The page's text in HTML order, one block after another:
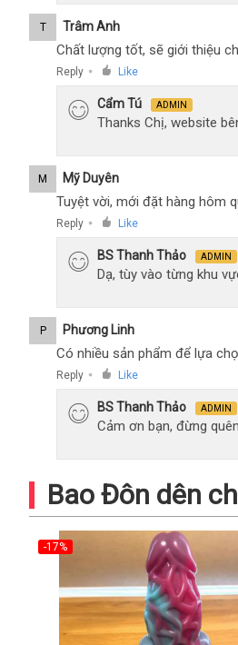
T Trâm Anh
Chất lượng tốt, sẽ giới thiệu
Reply ● Like
Cẩm Tú ADMIN
Thanks Chị, website
M Mỹ Duyên
Tuyệt vời, mới đặt hàng hôm
Reply ● Like
BS Thanh Thảo ADMIN
Dạ, tùy vào từng khu
P Phương Linh
Có nhiều sản phẩm để lựa
Reply ● Like
BS Thanh Thảo ADMIN
Cảm ơn bạn, đừng
Bao Đôn dên
-17%